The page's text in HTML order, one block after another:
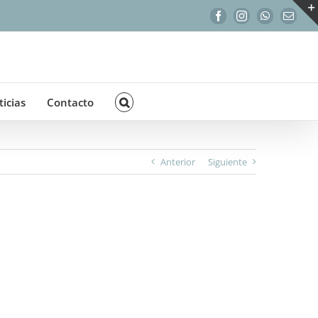
FacebookInstagramWhatsApp
Correo
Contacto
Anterior Siguiente